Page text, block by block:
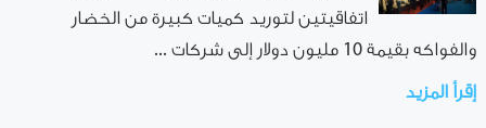
اتفاقيتين لتوريد كميات كبيرة من الخضار
والفواكه بقيمة 10 مليون دولار إلى شركات ...
إقرأ المزيد